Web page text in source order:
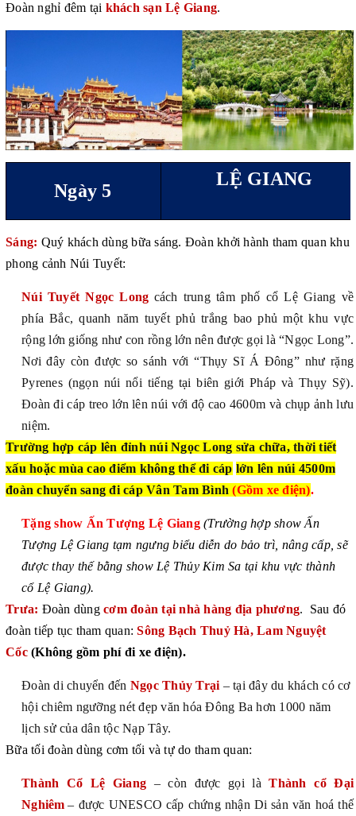
Đoàn nghỉ đêm tại khách sạn Lệ Giang.
Ngày 5
LỆ GIANG
Sáng: Quý khách dùng bữa sáng. Đoàn khởi hành tham quan khu
phong cảnh Núi Tuyết:
Núi Tuyết Ngọc Long cách trung tâm phố cổ Lệ Giang về
phía Bắc, quanh năm tuyết phủ trắng bao phủ một khu vực
rộng lớn giống như con rồng lớn nên được gọi là “Ngọc Long”.
Nơi đây còn được so sánh với “Thụy Sĩ Á Đông” như rặng
Pyrenes (ngọn núi nổi tiếng tại biên giới Pháp và Thụy Sỹ).
Đoàn đi cáp treo lớn lên núi với độ cao 4600m và chụp ảnh lưu
niệm.
Trường hợp cáp lên đỉnh núi Ngọc Long sửa chữa, thời tiết
xấu hoặc mùa cao điểm không thể đi cáp lớn lên núi 4500m
đoàn chuyển sang đi cáp Vân Tam Bình (Gồm xe điện).
Tặng show Ấn Tượng Lệ Giang (Trường hợp show Ấn
Tượng Lệ Giang tạm ngưng biểu diễn do bảo trì, nâng cấp, sẽ
được thay thế bằng show Lệ Thủy Kim Sa tại khu vực thành
cổ Lệ Giang).
Trưa: Đoàn dùng cơm đoàn tại nhà hàng địa phương. Sau đó
đoàn tiếp tục tham quan:Sông Bạch Thuỷ Hà, Lam Nguyệt
Cốc (Không gồm phí đi xe điện).
Đoàn di chuyển đến Ngọc Thủy Trại – tại đây du khách có cơ
hội chiêm ngưỡng nét đẹp văn hóa Đông Ba hơn 1000 năm
lịch sử của dân tộc Nạp Tây.
Bữa tối đoàn dùng cơm tối và tự do tham quan:
Thành Cổ Lệ Giang – còn được gọi làThành cổ Đại
Nghiêm – được UNESCO cấp chứng nhận Di sản văn hoá thế